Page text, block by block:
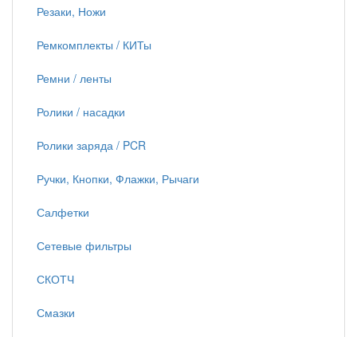
Резаки, Ножи
Ремкомплекты / КИТы
Ремни / ленты
Ролики / насадки
Ролики заряда / PCR
Ручки, Кнопки, Флажки, Рычаги
Салфетки
Сетевые фильтры
СКОТЧ
Смазки